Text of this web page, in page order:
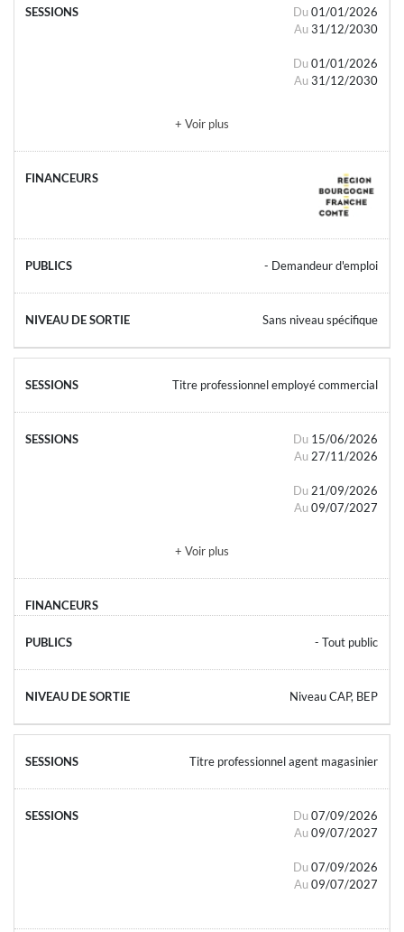
Du 01/01/2026
Au 31/12/2030
Du 01/01/2026
Au 31/12/2030
+ Voir plus
- Demandeur d'emploi
Sans niveau spécifique
Titre professionnel employé commercial
Du 15/06/2026
Au 27/11/2026
Du 21/09/2026
Au 09/07/2027
+ Voir plus
- Tout public
Niveau CAP, BEP
Titre professionnel agent magasinier
Du 07/09/2026
Au 09/07/2027
Du 07/09/2026
Au 09/07/2027